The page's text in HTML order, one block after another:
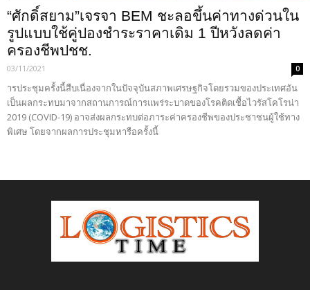
“ศักดิ์สยาม”เจรจา BEM ชะลอขึ้นค่าทางด่วนใน
รูปแบบใช้คู่ปองชำระราคาเดิม 1 ปีหวังลดค่า
ครองชีพปชช.
03/11/2021 0
ารประชุมครั้งนี้สืบเนื่องจากในปัจจุบันสภาพเศรษฐกิจโดยรวมของประเทศอัน
เป็นผลกระทบมาจากสถานการณ์การแพร่ระบาดของโรคติดเชื้อไวรัสโคโรน่า
2019 (COVID-19) อาจส่งผลกระทบต่อภาระค่าครองชีพของประชาชนผู้ใช้ทาง
พิเศษ โดยจากผลการประชุมหารือครั้งนี้